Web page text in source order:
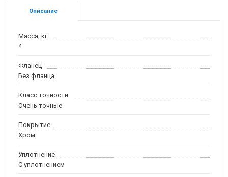
Описание
Масса, кг
4
Фланец
Без фланца
Класс точности
Очень точные
Покрытие
Хром
Уплотнение
С уплотнением